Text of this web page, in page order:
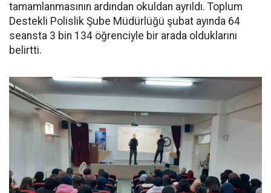
tamamlanmasının ardından okuldan ayrıldı. Toplum
Destekli Polislik Şube Müdürlüğü şubat ayında 64
seansta 3 bin 134 öğrenciyle bir arada olduklarını
belirtti.